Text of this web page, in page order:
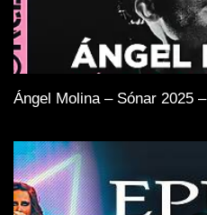
Ángel Molina – Sónar 2025